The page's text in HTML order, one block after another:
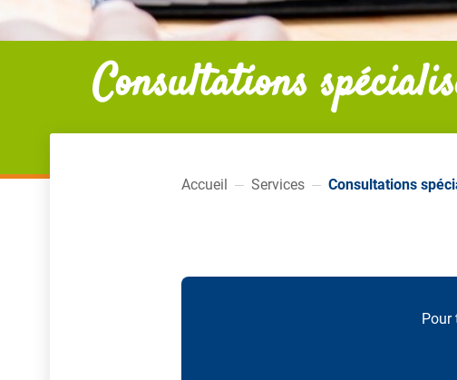
Consultations
Accueil Services Consultations
Pour